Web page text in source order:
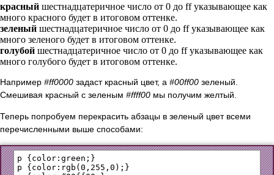
красный шестнадцатеричное число от 0 до ff указывающее как
много красного будет в итоговом оттенке.
зеленый шестнадцатеричное число от 0 до ff указывающее как
много зеленого будет в итоговом оттенке.
голубой шестнадцатеричное число от 0 до ff указывающее как
много голубого будет в итоговом оттенке.
Например #ff0000 задаст красный цвет, а #00ff00 зеленый.
Смешивая красный с зеленым #ffff00 мы получим желтый.
Теперь попробуем перекрасить абзацы в зеленый цвет всеми
перечисленными выше способами:
p {color:green;}
p {color:rgb(0,255,0);}